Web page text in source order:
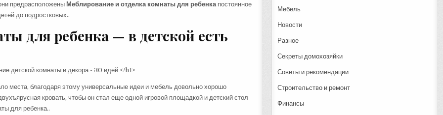
предрасположены Меблирование и отделка комнаты для ребенкапостоянное
до подростковых..
для ребенка — в детской есть
места, благодаря этому универсальные идеи и мебель довольно хорошо
кровать, чтобы он стал еще одной игровой площадкой и детский стол
для ребенка..
Мебель
Новости
Разное
Секреты домохозяйки
Советы и рекомендации
Строительство и ремонт
Финансы